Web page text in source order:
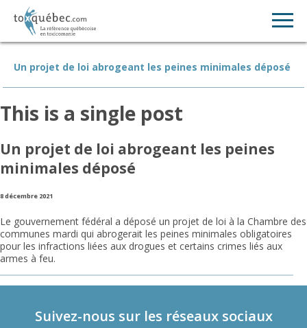
Un projet de loi abrogeant les peines minimales déposé
This is a single post
Un projet de loi abrogeant les peines
minimales déposé
8 décembre 2021
Le gouvernement fédéral a déposé un projet de loi à la Chambre des
communes mardi qui abrogerait les peines minimales obligatoires
pour les infractions liées aux drogues et certains crimes liés aux
armes à feu.
Suivez-nous sur les réseaux sociaux